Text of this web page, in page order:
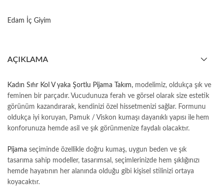
Edam İç Giyim
AÇIKLAMA
Kadın Sıfır Kol V yaka Şortlu Pijama Takım, modelimiz, oldukça şık ve
feminen bir parçadır. Vucudunuza ferah ve görsel olarak size estetik
görünüm kazandırarak, kendinizi özel hissetmenizi sağlar. Formunu
oldukça iyi koruyan, Pamuk / Viskon kumaşı dayanıklı yapısı ile hem
konforunuza hemde asil ve şık görünmenize faydalı olacaktır.
Pijama seçiminde özellikle doğru kumaş, uygun beden ve şık
tasarıma sahip modeller, tasarımsal, seçimlerinizde hem şıklığınızı
hemde hayatının her alanında olduğu gibi kişisel stilinizi ortaya
koyacaktır.